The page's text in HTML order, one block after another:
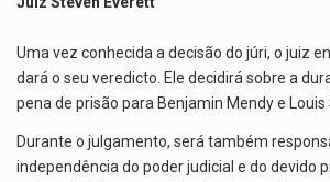
Uma vez conhecida a decisão do júri, o juiz
dará o seu veredicto. Ele decidirá sobre a
pena de prisão para Benjamin Mendy e Louis
Durante o julgamento, será também
independência do poder judicial e do devido